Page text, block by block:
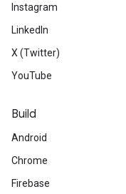
Instagram
LinkedIn
X (Twitter)
YouTube
Build
Android
Chrome
Firebase